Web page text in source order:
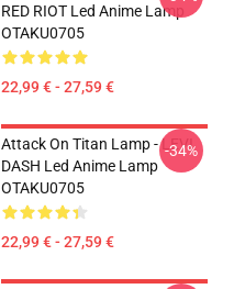
RED RIOT Led Anime Lamp
OTAKU0705
22,99 € - 27,59 €
Attack On Titan Lamp - LEVI
DASH Led Anime Lamp
OTAKU0705
22,99 € - 27,59 €
-34%